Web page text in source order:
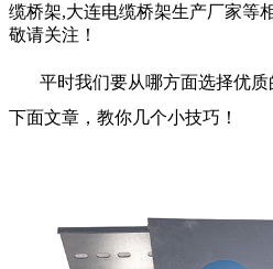
缆桥架,大连电缆桥架生产厂家等
敬请关注！
平时我们要从哪方面选择优质
下面文章，教你几个小技巧！